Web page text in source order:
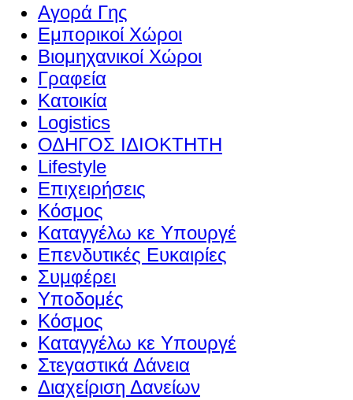
Αγορά Γης
Εμπορικοί Χώροι
Βιομηχανικοί Χώροι
Γραφεία
Κατοικία
Logistics
ΟΔΗΓΟΣ ΙΔΙΟΚΤΗΤΗ
Lifestyle
Επιχειρήσεις
Κόσμος
Καταγγέλω κε Υπουργέ
Επενδυτικές Ευκαιρίες
Συμφέρει
Υποδομές
Κόσμος
Καταγγέλω κε Υπουργέ
Στεγαστικά Δάνεια
Διαχείριση Δανείων